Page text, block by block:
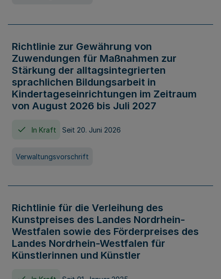
Richtlinie zur Gewährung von
Zuwendungen für Maßnahmen zur
Stärkung der alltagsintegrierten
sprachlichen Bildungsarbeit in
Kindertageseinrichtungen im Zeitraum
von August 2026 bis Juli 2027
In Kraft Seit 20. Juni 2026
Verwaltungsvorschrift
Richtlinie für die Verleihung des
Kunstpreises des Landes Nordrhein-
Westfalen sowie des Förderpreises des
Landes Nordrhein-Westfalen für
Künstlerinnen und Künstler